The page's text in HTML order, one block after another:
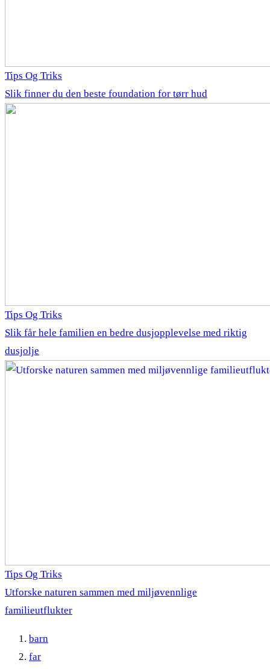
Tips Og Triks
Slik finner du den beste foundation for tørr hud
Tips Og Triks
Slik får hele familien en bedre dusjopplevelse med riktig
dusjolje
Tips Og Triks
Utforske naturen sammen med miljøvennlige
familieutflukter
barn
far